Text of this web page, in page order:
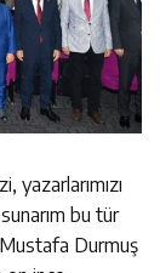
bu tür
Durmuş